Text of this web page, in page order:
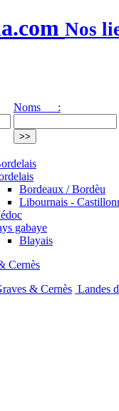
Nos
Noms :
Bordeaux / Bordèu
Libournais -
gabaye
Blayais
Cernès
& Cernès Landes